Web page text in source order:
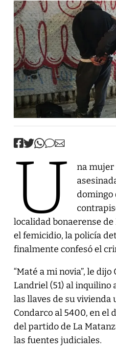
U
na mujer
domingo
localidad bonaerense de
el femicidio, la policía
finalmente confesó el
“Maté a mi novia”, le
Landriel (51) al inquilino
las llaves de su vivienda
Condarco al 5400, en el
del partido de La
las fuentes judiciales.